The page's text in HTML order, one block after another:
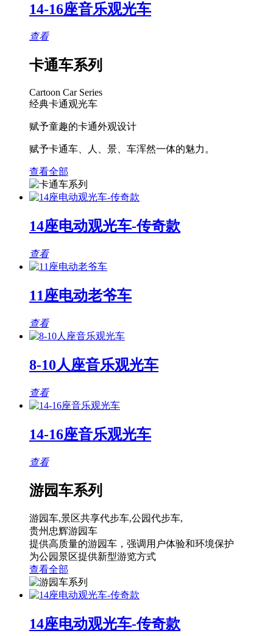
14-16座音乐观光车
查看
卡通车系列
Cartoon Car Series
经典卡通观光车
赋予童趣的卡通外观设计
赋予卡通车、人、景、车浑然一体的魅力。
查看全部
14座电动观光车-传奇款
查看
11座电动老爷车
查看
8-10人座音乐观光车
查看
14-16座音乐观光车
查看
游园车系列
游园车,景区共享代步车,公园代步车,
贵州忠辉游园车
提供高质量的游园车，强调用户体验和环境保护
为公园景区提供新型游览方式
查看全部
14座电动观光车-传奇款